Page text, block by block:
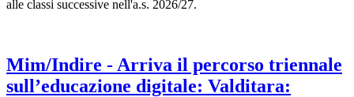
alle classi successive nell'a.s. 2026/27.
Mim/Indire - Arriva il percorso triennale
sull’educazione digitale: Valditara: